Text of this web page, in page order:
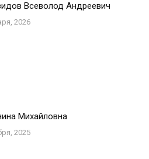
Всеволод Андреевич
2026
Михайловна
2025